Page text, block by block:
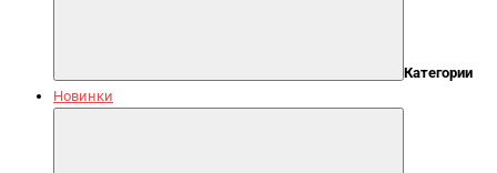
Категории
Новинки